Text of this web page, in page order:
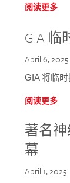
阅读更多
GIA
April 6, 2025
GIA 将临
阅读更多
著名神
幕
April 1, 2025